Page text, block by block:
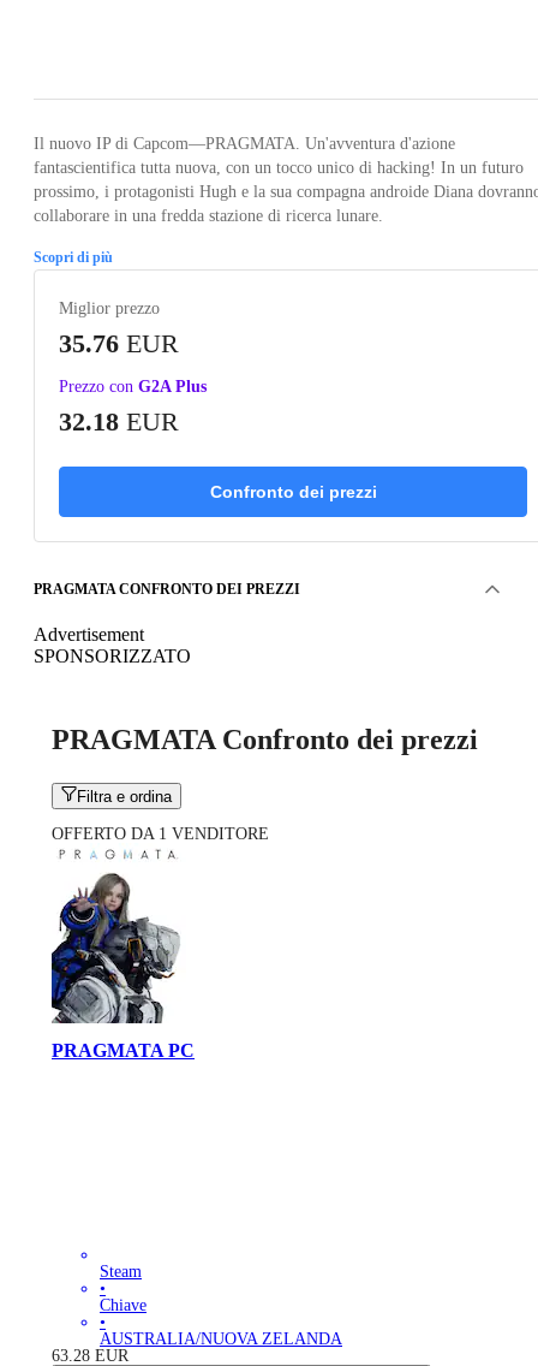
Il nuovo IP di Capcom—PRAGMATA. Un'avventura d'azione
fantascientifica tutta nuova, con un tocco unico di hacking! In un futuro
prossimo, i protagonisti Hugh e la sua compagna androide Diana
collaborare in una fredda stazione di ricerca lunare.
Scopri di più
Miglior prezzo
35.76 EUR
Prezzo con G2A Plus
32.18 EUR
Confronto dei prezzi
PRAGMATA CONFRONTO DEI PREZZI
Advertisement
SPONSORIZZATO
PRAGMATA Confronto dei prezzi
Filtra e ordina
OFFERTO DA 1 VENDITORE
PRAGMATA PC
Steam
•
Chiave
•
AUSTRALIA/NUOVA ZELANDA
63.28 EUR